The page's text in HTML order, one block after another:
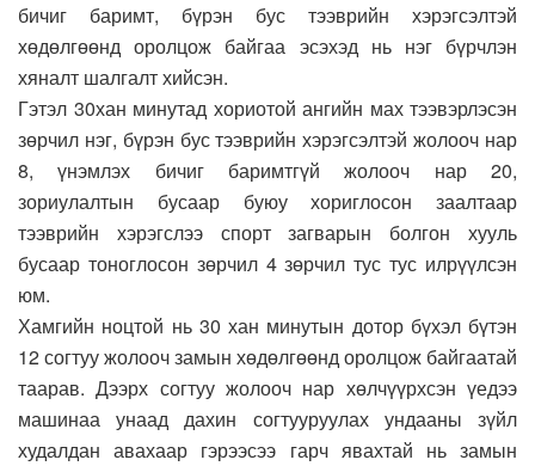
бичиг баримт, бүрэн бус тээврийн хэрэгсэлтэй
хөдөлгөөнд оролцож байгаа эсэхэд нь нэг бүрчлэн
хяналт шалгалт хийсэн.
Гэтэл 30хан минутад хориотой ангийн мах тээвэрлэсэн
зөрчил нэг, бүрэн бус тээврийн хэрэгсэлтэй жолооч нар
8, үнэмлэх бичиг баримтгүй жолооч нар 20,
зориулалтын бусаар буюу хориглосон заалтаар
тээврийн хэрэгслээ спорт загварын болгон хууль
бусаар тоноглосон зөрчил 4 зөрчил тус тус илрүүлсэн
юм.
Хамгийн ноцтой нь 30 хан минутын дотор бүхэл бүтэн
12 согтуу жолооч замын хөдөлгөөнд оролцож байгаатай
таарав. Дээрх согтуу жолооч нар хөлчүүрхсэн үедээ
машинаа унаад дахин согтууруулах ундааны зүйл
худалдан авахаар гэрээсээ гарч явахтай нь замын